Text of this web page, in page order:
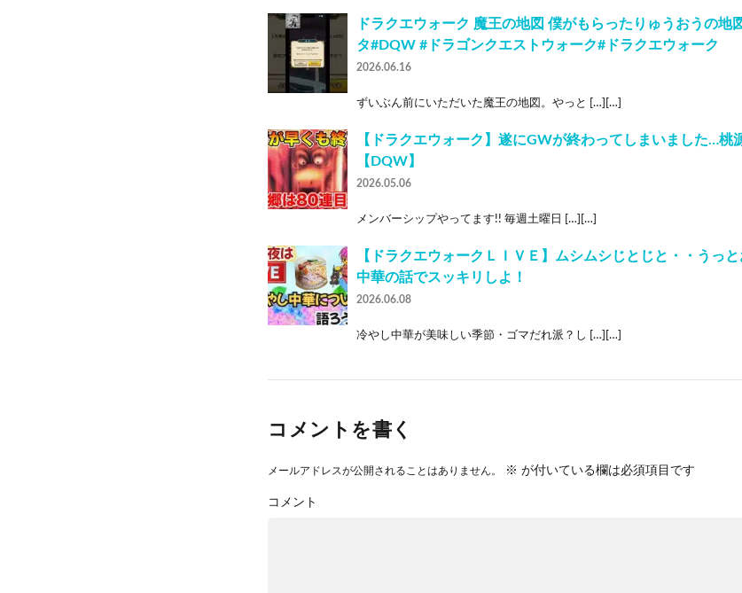
ドラクエウォーク 魔王の地図 僕がもらったりゅうおうの地
タ#DQW #ドラゴンクエストウォーク#ドラクエウォーク
2026.06.16
ずいぶん前にいただいた魔王の地図。やっと […][…]
【ドラクエウォーク】遂にGWが終わってしまいました…桃
【DQW】
2026.05.06
メンバーシップやってます!! 毎週土曜日 […][…]
【ドラクエウォークＬＩＶＥ】ムシムシじとじと・・うっ
中華の話でスッキリしよ！
2026.06.08
冷やし中華が美味しい季節・ゴマだれ派？し […][…]
コメントを書く
メールアドレスが公開されることはありません。 ※ が付いている欄は必須項目です
コメント